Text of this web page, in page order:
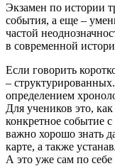
Экзамен по истории
события, а еще –
частой
в современной
Если говорить
–
определением
Для учеников это,
конкретное событие
важно хорошо знать
карте, а также
А это уже сам по